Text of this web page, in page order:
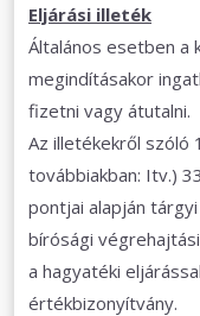
Eljárási illeték
Általános esetben a
megindításakor
fizetni vagy átutalni.
Az illetékekről szóló
továbbiakban: Itv.)
pontjai alapján
bírósági
a hagyatéki
értékbizonyítvány.